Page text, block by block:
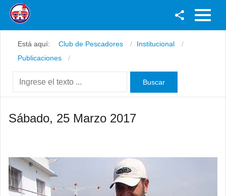
Youtube
Instagram
Está aquí: Club de Pescadores
Institucional
Publicaciones
Sábado, 25 Marzo 2017